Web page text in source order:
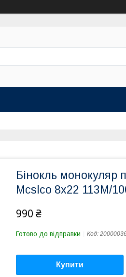
Бінокль монокуляр
Mcslco 8x22 113M/
990 ₴
Готово до відправки Код:
Купити